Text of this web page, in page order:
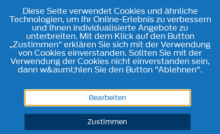
Diese Seite verwendet Cookies und ähnliche
Technologien, um Ihr Online-Erlebnis zu verbessern
und Ihnen individualisierte Angebote zu
unterbreiten. Mit dem Klick auf den Button
„Zustimmen“ erklären Sie sich mit der Verwendung
von Cookies einverstanden. Sollten Sie mit der
Verwendung der Cookies nicht einverstanden sein,
dann w&auml;hlen Sie den Button "Ablehnen".
Bearbeiten
Zustimmen